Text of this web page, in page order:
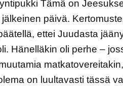
Tämä on
päivä.
ettei Juudasta
Hänelläkin oli perhe –
on luultavasti tässä